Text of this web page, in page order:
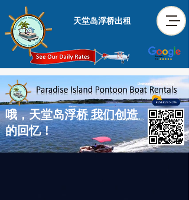
天堂岛浮桥出租
哦，天堂岛浮桥 我们创造
的回忆！